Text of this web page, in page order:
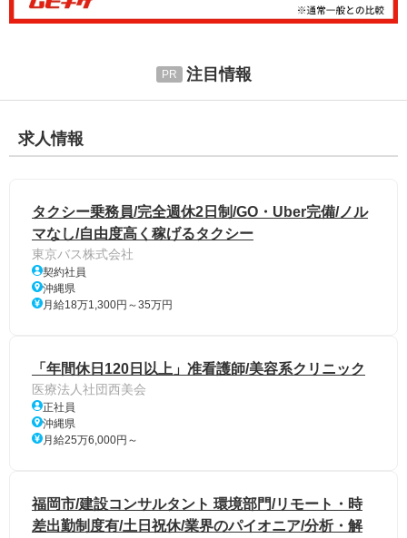
注目情報
求人情報
タクシー乗務員/完全週休2日制/GO・Uber完備/ノル
マなし/自由度高く稼げるタクシー
東京バス株式会社
契約社員
沖縄県
月給18万1,300円～35万円
「年間休日120日以上」准看護師/美容系クリニック
医療法人社団西美会
正社員
沖縄県
月給25万6,000円～
福岡市/建設コンサルタント 環境部門/リモート・時
差出勤制度有/土日祝休/業界のパイオニア/分析・解